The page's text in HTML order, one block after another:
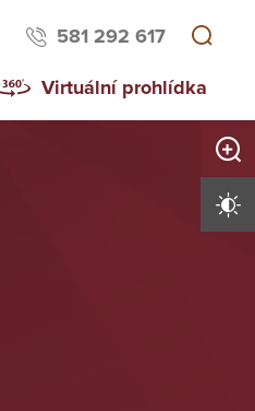
581 292 617
Virtuální prohlídka